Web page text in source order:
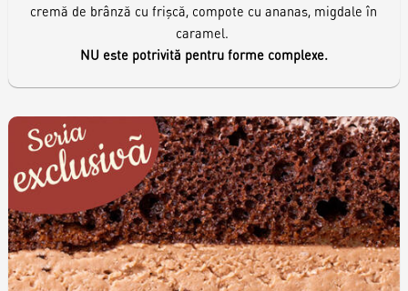
cremă de brânză cu frișcă, compote cu ananas, migdale în
caramel.
NU este potrivită pentru forme complexe.